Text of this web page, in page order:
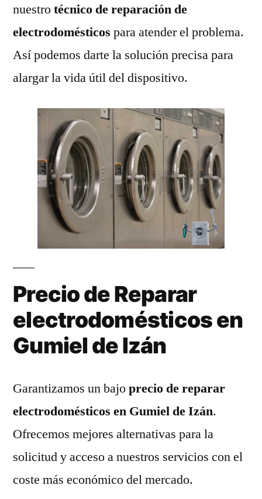
nuestrotécnico de reparación de
electrodomésticos para atender el problema.
Así podemos darte la solución precisa para
alargar la vida útil del dispositivo.
Precio de Reparar
electrodomésticos en
Gumiel de Izán
Garantizamos un bajoprecio de reparar
electrodomésticos en Gumiel de Izán.
Ofrecemos mejores alternativas para la
solicitud y acceso a nuestros servicios con el
coste más económico del mercado.